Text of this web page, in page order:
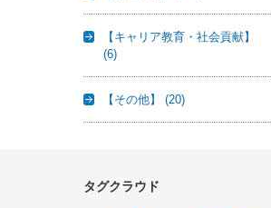
【キャリア教育・社会貢献】
(6)
【その他】 (20)
タグクラウド